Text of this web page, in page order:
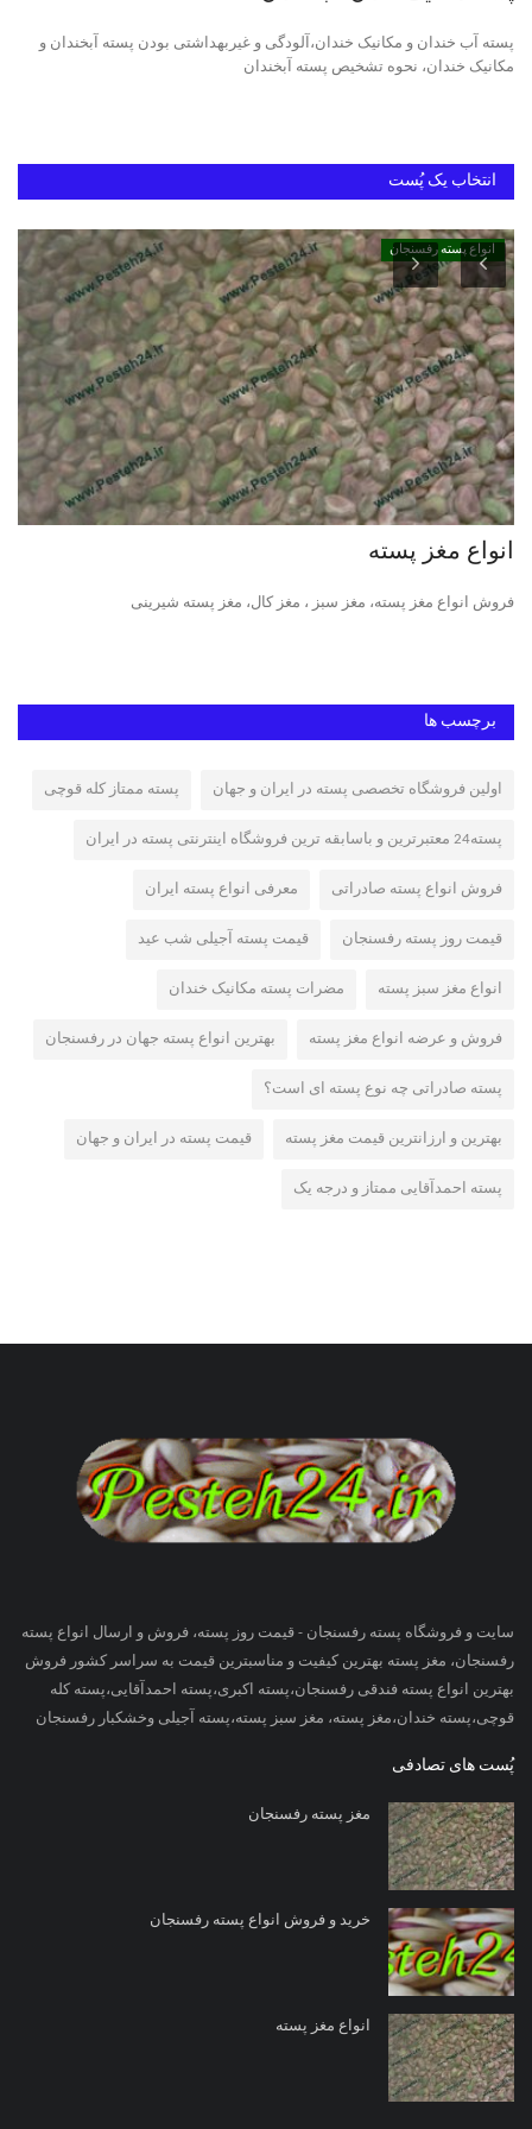
خرید پسته رفسنجان
پسته آب خندان و مکانیک خندان،آلودگی و غیربهداشتی بودن پسته آبخندان و
مکانیک خندان، نحوه تشخیص پسته آبخندان
انتخاب یک پُست
انواع پسته رفسنجان
انواع مغز پسته
فروش انواع مغز پسته، مغز سبز ، مغز کال، مغز پسته شیرینی
برچسب ها
اولین فروشگاه تخصصی پسته در ایران و جهان پسته ممتاز کله قوچی
پسته24 معتبرترین و باسابقه ترین فروشگاه اینترنتی پسته در ایران
فروش انواع پسته صادراتی معرفی انواع پسته ایران
قیمت روز پسته رفسنجان قیمت پسته آجیلی شب عید
انواع مغز سبز پسته مضرات پسته مکانیک خندان
فروش و عرضه انواع مغز پسته بهترین انواع پسته جهان در رفسنجان
پسته صادراتی چه نوع پسته ای است؟
بهترین و ارزانترین قیمت مغز پسته قیمت پسته در ایران و جهان
پسته احمدآقایی ممتاز و درجه یک
سایت و فروشگاه پسته رفسنجان - قیمت روز پسته، فروش و ارسال انواع پسته
رفسنجان، مغز پسته بهترین کیفیت و مناسبترین قیمت به سراسر کشور فروش
بهترین انواع پسته فندقی رفسنجان،پسته اکبری،پسته احمدآقایی،پسته کله
قوچی،پسته خندان،مغز پسته، مغز سبز پسته،پسته آجیلی وخشکبار رفسنجان
پُست های تصادفی
مغز پسته رفسنجان
خرید و فروش انواع پسته رفسنجان
انواع مغز پسته